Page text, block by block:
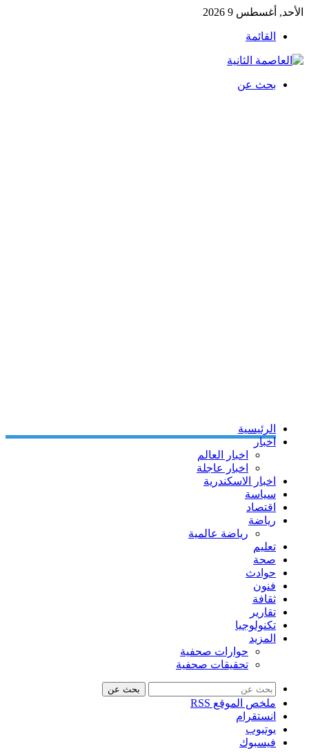
الأحد, أغسطس 9 2026
القائمة
بحث عن
الرئيسية
اخبار
اخبار العالم
اخبار عاجلة
اخبار الاسكندرية
سياسة
اقتصاد
رياضة
رياضة عالمية
تعليم
صحة
حوادث
فنون
ثقافة
تقارير
تكنولوجيا
المزيد
حوارات صحفية
تحقيقات صحفية
بحث عن
ملخص الموقع RSS
انستقرام
يوتيوب
فيسبوك